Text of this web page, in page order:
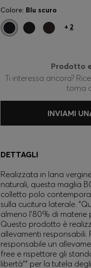
Colore: Blu scuro
+ 2
Prodotto
Ti interessa ancora?
torna
INVIAMI
DETTAGLI
Realizzata in lana
naturali, questa maglia
colletto polo
sulla cucitura laterale.
almeno l'80% di materie
Questo prodotto è
allevamenti responsabili.
responsabile un
free e rispettare gli
libertà"" per la tutela